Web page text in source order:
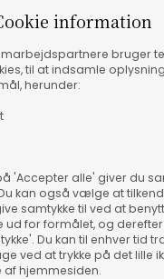
information
bruger
til at indsamle
herunder:
'Accepter alle' giver du
kan også vælge at
samtykke til ved at
ud for formålet, og derefter
Du kan til enhver tid
ved at trykke på det lille
af hjemmesiden.
let. Den har et enkelt
kvinde og herre. Den
fra Rains til din
et vandsøjletryk på 4000
Rains her.
er et ikonisk design fra
i et vandtæt materiale, som
udtryk med hætte
behagelig at have på og
skær ved knæet. Tilføj